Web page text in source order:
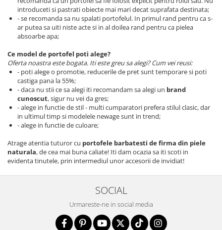
introduceti si pastrati obiecte mai mari decat suprafata destinata;
- se recomanda sa nu spalati portofelul. In primul rand pentru ca s-
ar putea sa uiti niste acte si in al doilea rand pentru ca pielea
absoarbe apa;
Ce model de portofel poti alege?
Oferta noastra este bogata. Iti este greu sa alegi? Cum vei reusi:
- poti alege o promotie, reducerile de pret sunt temporare si poti
castiga pana la 55%;
- daca nu stii ce sa alegi iti recomandam sa alegi un brand
cunoscut, sigur nu vei da gres;
- alege in functie de stil - multi cumparatori prefera stilul clasic, dar
in ultimul timp si modelele newage sunt in trend;
- alege in functie de culoare;
Atrage atentia tuturor cu portofele barbatesti de firma din piele
naturala, de cea mai buna caliate! Iti dam ocazia sa iti scoti in
evidenta tinutele, prin intermediul unor accesorii de invidiat!
SOCIAL
Urmareste-ne in social media